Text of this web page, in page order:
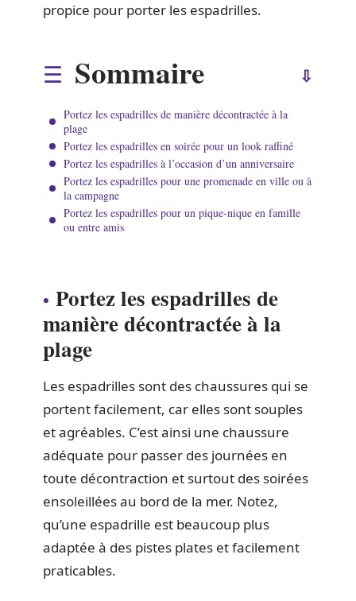
propice pour porter les espadrilles.
Sommaire
Portez les espadrilles de manière décontractée à la
plage
Portez les espadrilles en soirée pour un look raffiné
Portez les espadrilles à l’occasion d’un anniversaire
Portez les espadrilles pour une promenade en ville ou à
la campagne
Portez les espadrilles pour un pique-nique en famille
ou entre amis
Portez les espadrilles de
manière décontractée à la
plage
Les espadrilles sont des chaussures qui se
portent facilement, car elles sont souples
et agréables. C’est ainsi une chaussure
adéquate pour passer des journées en
toute décontraction et surtout des soirées
ensoleillées au bord de la mer. Notez,
qu’une espadrille est beaucoup plus
adaptée à des pistes plates et facilement
praticables.